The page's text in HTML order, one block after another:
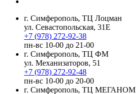
г. Симферополь, ТЦ Лоцман
ул. Севастопольская, 31Е
+7 (978) 272-92-38
пн-вс 10-00 до 21-00
г. Симферополь, ТЦ ФМ
ул. Механизаторов, 51
+7 (978) 272-92-48
пн-вс 10-00 до 20-00
г. Симферополь, ТЦ МЕГАНОМ